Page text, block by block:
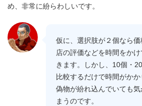
め、非常に紛らわしいです。
仮に、選択肢が２個なら
店の評価などを時間をか
きます。しかし、10個・
比較するだけで時間がかか
偽物が紛れ込んでいても
まうのです。